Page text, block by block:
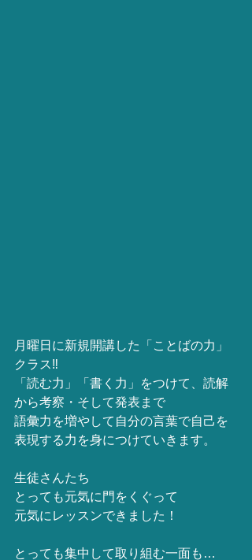
月曜日に新規開講した「ことばの力」
クラス‼︎
「読む力」「書く力」をつけて、読解
から考察・そして発表まで
語彙力を増やして自分の言葉で自己を
表現する力を身につけていきます。
生徒さんたち
とっても元気に門をくぐって
元気にレッスンできました！
とっても集中して取り組む一面も…